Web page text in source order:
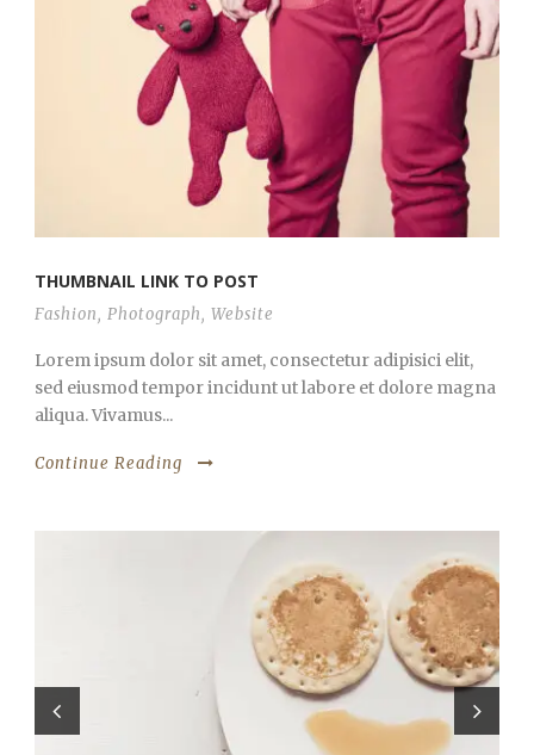
THUMBNAIL LINK TO POST
Fashion, Photograph, Website
Lorem ipsum dolor sit amet, consectetur adipisici elit,
sed eiusmod tempor incidunt ut labore et dolore magna
aliqua. Vivamus...
Continue Reading